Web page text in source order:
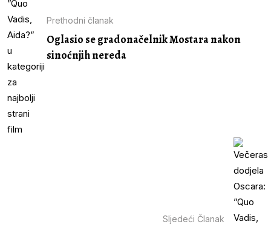
Prethodni članak
Oglasio se gradonačelnik Mostara nakon
sinoćnjih nereda
Sljedeći Članak